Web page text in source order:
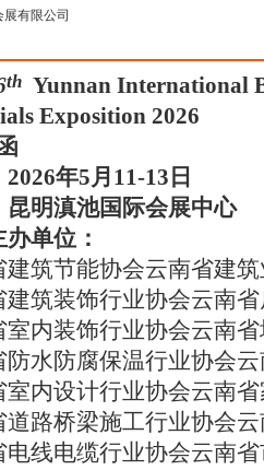
有限公司
th Yunnan International
Exposition 2026
2026年5 月 11-13 日
昆明滇池国际会展中心
办单位：
建筑节能协会云南省建
建筑装饰行业协会云南
室内装饰行业协会云南
防水防腐保温行业协会
室内设计行业协会云南
道路桥梁施工行业协会
电线电缆行业协会云南